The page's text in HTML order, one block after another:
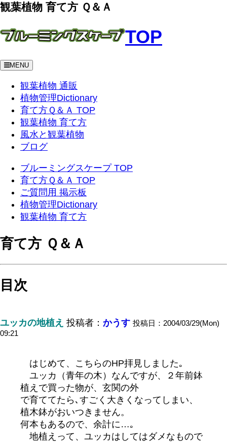
観葉植物 育て方 Ｑ＆Ａ
TOP
MENU
観葉植物 通販
植物管理Dictionary
育て方Ｑ＆Ａ TOP
観葉植物 育て方
風水と観葉植物
ブログ
ブルーミングスケープ TOP
育て方Ｑ＆Ａ TOP
ご質問用 掲示板
植物管理Dictionary
観葉植物 育て方
育て方 Ｑ＆Ａ
目次
ユッカの地植え 投稿者： かうす 投稿日：2004/03/29(Mon)
09:21
はじめて、こちらのHP拝見しました｡
ユッカ（青年の木）なんですが、２年前鉢
植えで買った物が、玄関の外
で育ててたら､すごく大きくなってしまい、
植木鉢がおいつきません。
何本もあるので、余計に…｡
地植えって、ユッカはしてはダメなもので